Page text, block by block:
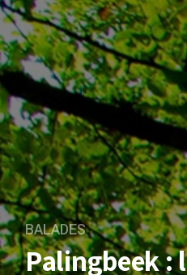
BALADES
Palingbeek :